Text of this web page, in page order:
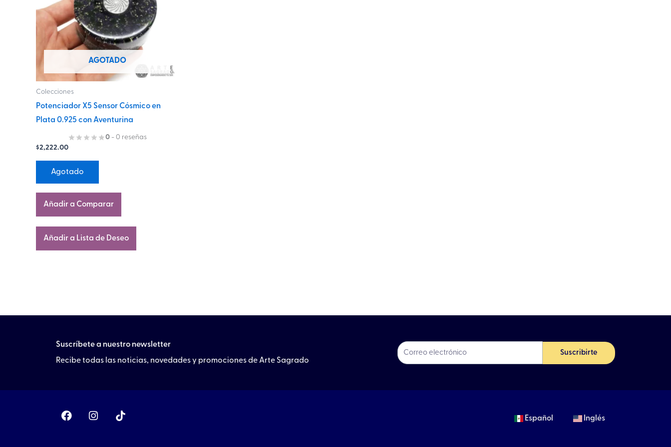
AGOTADO
Colecciones
Potenciador X5 Sensor Cósmico en
Plata 0.925 con Aventurina
0- 0 reseñas
$2,222.00
Agotado
Añadir a Comparar
Añadir a Lista de Deseo
Suscríbete a nuestro newsletter
Recibe todas las noticias, novedades y promociones de Arte Sagrado
Suscribirte
F
a
I
n
Español Inglés